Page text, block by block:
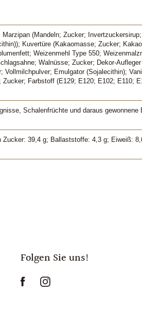
(Mandeln; Zucker; Invertzuckersirup;
Kuvertüre (Kakaomasse; Zucker;
Weizenmehl Type 550;
Walnüsse; Zucker; Dekor-
Emulgator (Sojalecithin);
Farbstoff (E129; E120; E102; E110;
Schalenfrüchte und daraus gewonnene
39,4 g; Ballaststoffe: 4,3 g; Eiweiß:
Folgen Sie uns!